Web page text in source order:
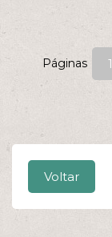
Páginas 1
Voltar